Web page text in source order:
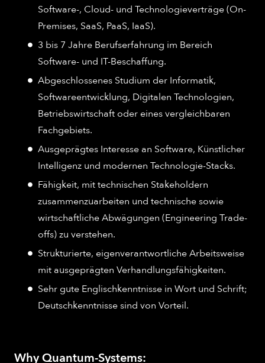
Software-, Cloud- und Technologieverträge (On-
Premises, SaaS, PaaS, IaaS).
3 bis 7 Jahre Berufserfahrung im Bereich
Software- und IT-Beschaffung.
Abgeschlossenes Studium der Informatik,
Softwareentwicklung, Digitalen Technologien,
Betriebswirtschaft oder eines vergleichbaren
Fachgebiets.
Ausgeprägtes Interesse an Software, Künstlicher
Intelligenz und modernen Technologie-Stacks.
Fähigkeit, mit technischen Stakeholdern
zusammenzuarbeiten und technische sowie
wirtschaftliche Abwägungen (Engineering Trade-
offs) zu verstehen.
Strukturierte, eigenverantwortliche Arbeitsweise
mit ausgeprägten Verhandlungsfähigkeiten.
Sehr gute Englischkenntnisse in Wort und Schrift;
Deutschkenntnisse sind von Vorteil.
Why Quantum-Systems: